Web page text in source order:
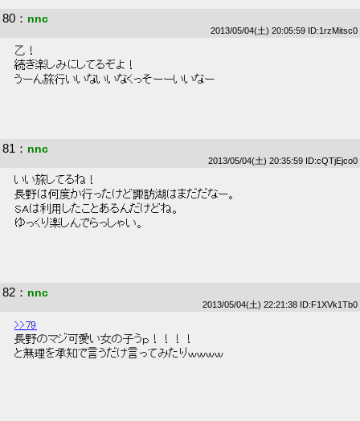
80 ： nnc
2013/05/04(土) 20:05:59 ID:1rzMitsc0
乙！
続き楽しみにしてるぞよ！
うーん旅行いいないいなくっそーーいいなー
81 ： nnc
2013/05/04(土) 20:35:59 ID:cQTjEjco0
いい旅してるね！
長野は何度か行ったけど諏訪湖はまだだなー。
SAは利用したことあるんだけどね。
ゆっくり楽しんでらっしゃい。
82 ： nnc
2013/05/04(土) 22:21:38 ID:F1XVk1Tb0
>>79
長野のマジ可愛い女の子うｐ！！！！
と無理を承知で言うだけ言ってみたりｗｗｗｗ